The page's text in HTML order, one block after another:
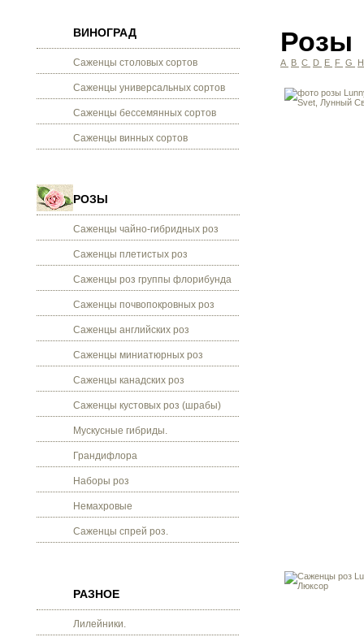
ВИНОГРАД
Саженцы столовых сортов
Саженцы универсальных сортов
Саженцы бессемянных сортов
Саженцы винных сортов
РОЗЫ
Саженцы чайно-гибридных роз
Саженцы плетистых роз
Саженцы роз группы флорибунда
Саженцы почвопокровных роз
Саженцы английских роз
Саженцы миниатюрных роз
Саженцы канадских роз
Саженцы кустовых роз (шрабы)
Мускусные гибриды.
Грандифлора
Наборы роз
Немахровые
Саженцы спрей роз.
РАЗНОЕ
Лилейники.
Розы
A B C D E F G